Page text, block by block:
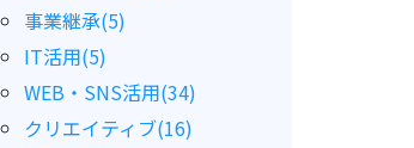
事業継承(5)
IT活用(5)
WEB・SNS活用(34)
クリエイティブ(16)